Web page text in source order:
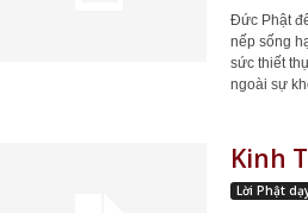
Đức Phật
nếp sống
sức thiết
ngoài sự
Kinh
Lời Phật